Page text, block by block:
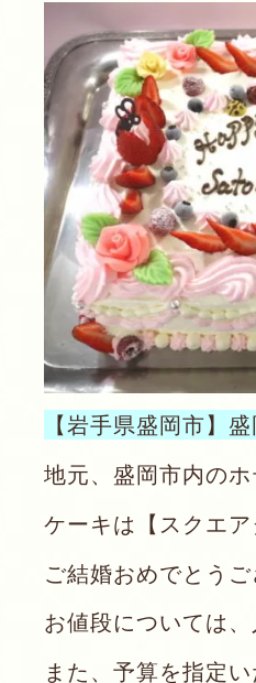
【岩手県盛岡市】
地元、盛岡市内の
ケーキは【スクエア
ご結婚おめでとう
お値段については
また、予算を指定